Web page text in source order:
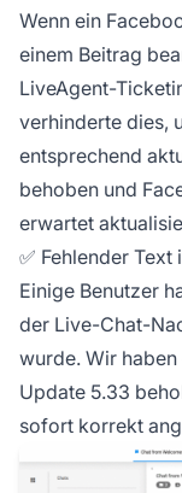
Wenn ein
einem Beitrag
LiveAgent-
verhinderte dies,
entsprechend
behoben und
erwartet
✅ Fehlender Text
Einige Benutzer
der Live-Chat-
wurde. Wir
Update 5.33
sofort korrekt